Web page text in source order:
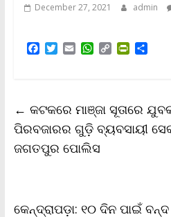
December 27, 2021 admin
F
o
o
k
T
e
r
E
W
A
p
p
C
i
n
k
P
F
r
i
S
← କଟକରେ ମାଞ୍ଜା ସୂତାରେ
ପିରବଜାରର ଗୁଡ଼ି ବ୍ୟବସାୟୀ
ଜଗତପୁର ପୋଲିସ
କେନ୍ଦ୍ରାପଡ଼ା: ୧୦ ଦିନ ପାଇଁ